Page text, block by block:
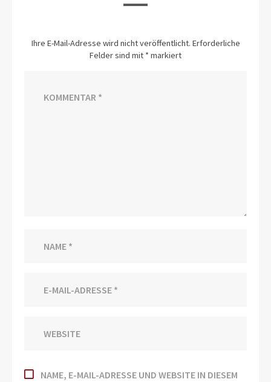
Ihre E-Mail-Adresse wird nicht veröffentlicht. Erforderliche
Felder sind mit * markiert
NAME, E-MAIL-ADRESSE UND WEBSITE IN DIESEM